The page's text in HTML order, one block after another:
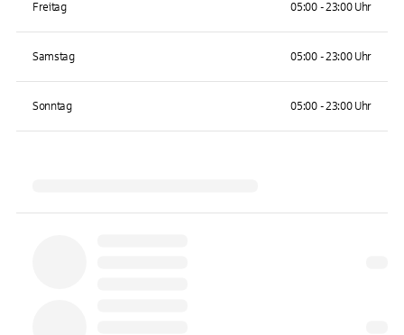
Freitag 05:00 - 23:00 Uhr
Samstag 05:00 - 23:00 Uhr
Sonntag 05:00 - 23:00 Uhr